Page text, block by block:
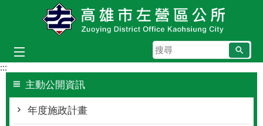
跳到主要內容區塊
搜
尋
:::
主動公開資訊
年度施政計畫